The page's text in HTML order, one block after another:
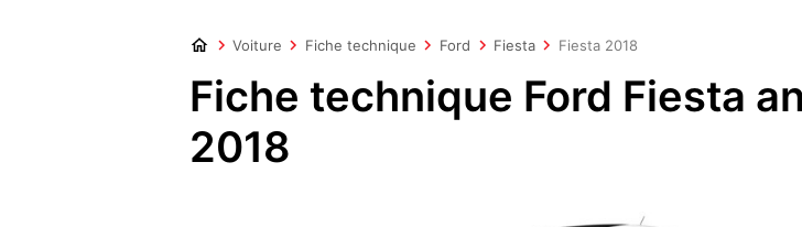
Voiture Fiche technique Ford Fiesta Fiesta 2018
Fiche technique Ford Fiesta
2018